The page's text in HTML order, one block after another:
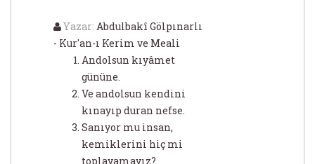
Yazar: Abdulbakî Gölpınarlı
- Kur'an-ı Kerim ve Meali
Andolsun kıyâmet
gününe.
Ve andolsun kendini
kınayıp duran nefse.
Sanıyor mu insan,
kemiklerini hiç mi
toplayamayız?